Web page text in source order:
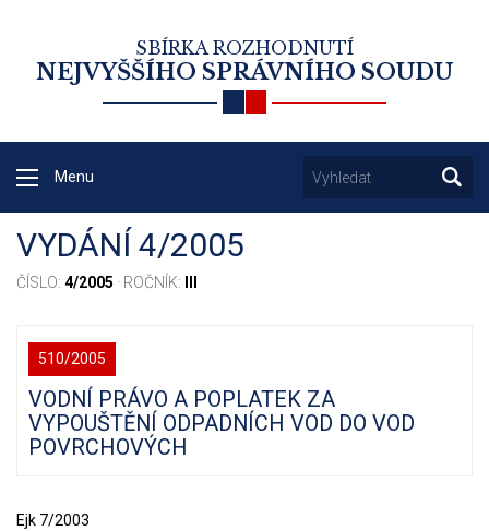
SBÍRKA ROZHODNUTÍ
NEJVYŠŠÍHO SPRÁVNÍHO SOUDU
Menu
VYDÁNÍ 4/2005
ČÍSLO: 4/2005 · ROČNÍK:
510/2005
VODNÍ PRÁVO A POPLATEK ZA
VYPOUŠTĚNÍ ODPADNÍCH VOD DO VOD
POVRCHOVÝCH
Ejk 7/2003